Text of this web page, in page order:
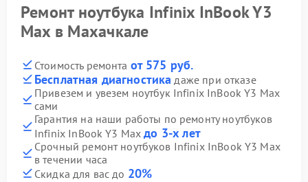
Ремонт ноутбука Infinix InBook Y3
Max в Махачкале
Стоимость ремонта от 575 руб.
Бесплатная диагностика даже при отказе
Привезем и увезем ноутбук Infinix InBook Y3 Max
сами
Гарантия на наши работы по ремонту ноутбуков
Infinix InBook Y3 Maxдо 3-х лет
Срочный ремонт ноутбуков Infinix InBook Y3 Max
в течении часа
Скидка для вас до 20%